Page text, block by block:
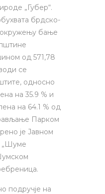
„Губер“.
брдско-
окружењу бање
од 571,78
се
односно
на 35.9 % и
на 64.1 % од
Парком
је Јавном
„Шуме
подручје на